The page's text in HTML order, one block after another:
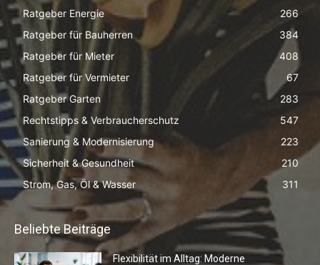
Ratgeber Energie
266
Ratgeber für Bauherren
384
Ratgeber für Mieter
408
Ratgeber für Vermieter
67
Ratgeber Garten
283
Rechtstipps & Verbraucherschutz
547
Sanierung & Modernisierung
223
Sicherheit & Gesundheit
210
Strom, Gas, Öl & Wasser
311
Beliebte Beiträge
Flexibilität im Alltag: Moderne